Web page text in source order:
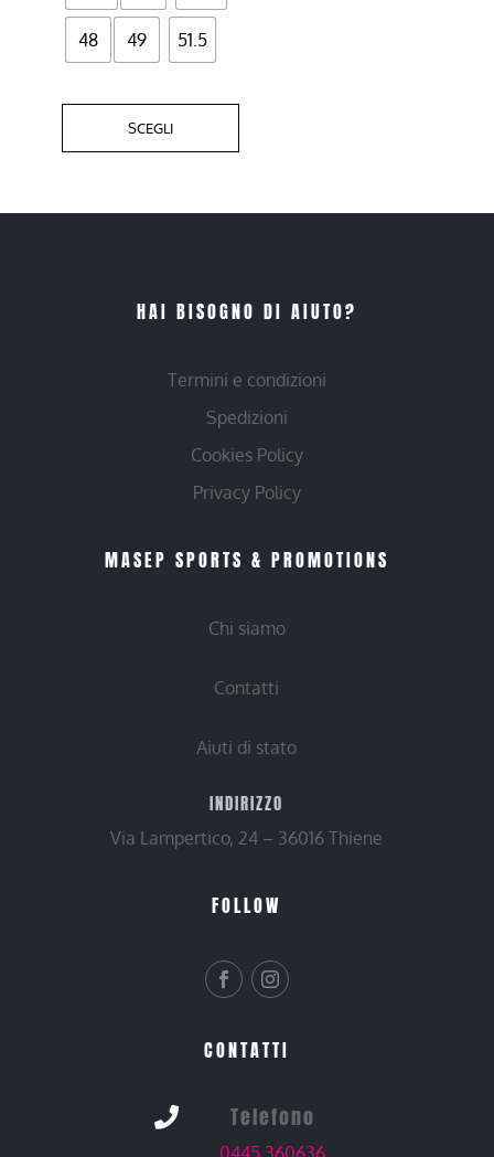
48 49 51.5
SCEGLI
prodotto
HAI BISOGNO DI AIUTO?
Termini e condizioni
Spedizioni
Cookies Policy
Privacy Policy
MASEP SPORTS & PROMOTIONS
Chi siamo
Contatti
Aiuti di stato
INDIRIZZO
Via Lampertico, 24 – 36016 Thiene
FOLLOW
CONTATTI
 Telefono
0445 360636